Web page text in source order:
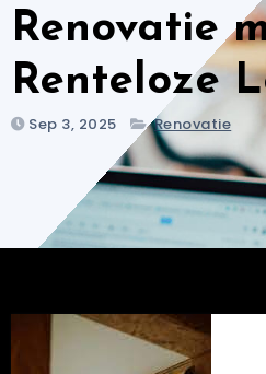
Renovatie
Renteloze
Sep 3, 2025 Renovatie